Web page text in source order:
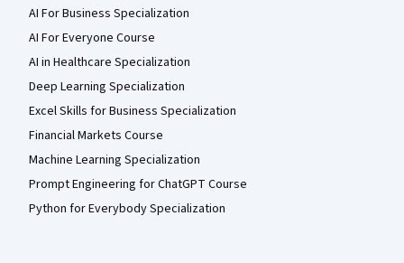
AI For Business Specialization
AI For Everyone Course
AI in Healthcare Specialization
Deep Learning Specialization
Excel Skills for Business Specialization
Financial Markets Course
Machine Learning Specialization
Prompt Engineering for ChatGPT Course
Python for Everybody Specialization